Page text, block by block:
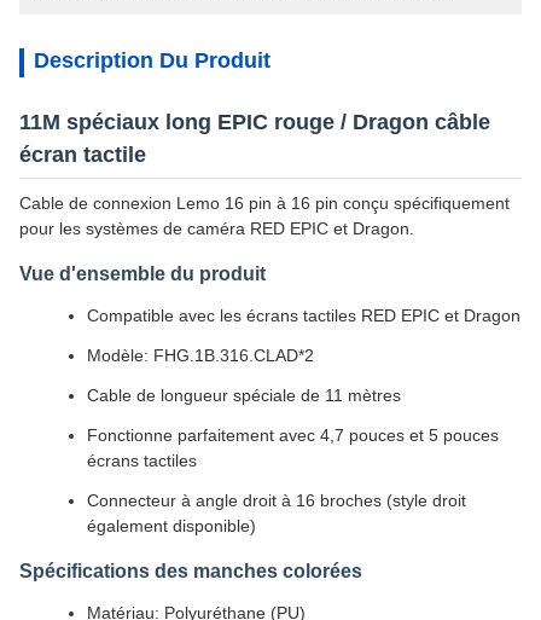
Description Du Produit
11M spéciaux long EPIC rouge / Dragon câble
écran tactile
Cable de connexion Lemo 16 pin à 16 pin conçu spécifiquement
pour les systèmes de caméra RED EPIC et Dragon.
Vue d'ensemble du produit
Compatible avec les écrans tactiles RED EPIC et Dragon
Modèle: FHG.1B.316.CLAD*2
Cable de longueur spéciale de 11 mètres
Fonctionne parfaitement avec 4,7 pouces et 5 pouces
écrans tactiles
Connecteur à angle droit à 16 broches (style droit
également disponible)
Spécifications des manches colorées
Matériau: Polyuréthane (PU)